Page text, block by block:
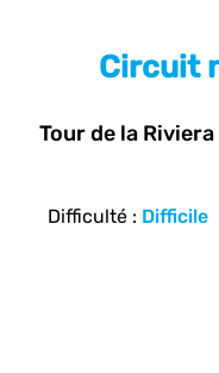
Circuit
Tour de la
Difficulté : Difficile